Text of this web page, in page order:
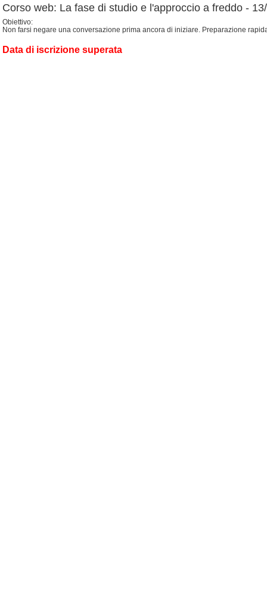
Corso web: La fase di studio e l'approccio a freddo -
Obiettivo:
Non farsi negare una conversazione prima ancora di iniziare. Preparazione
Data di iscrizione superata